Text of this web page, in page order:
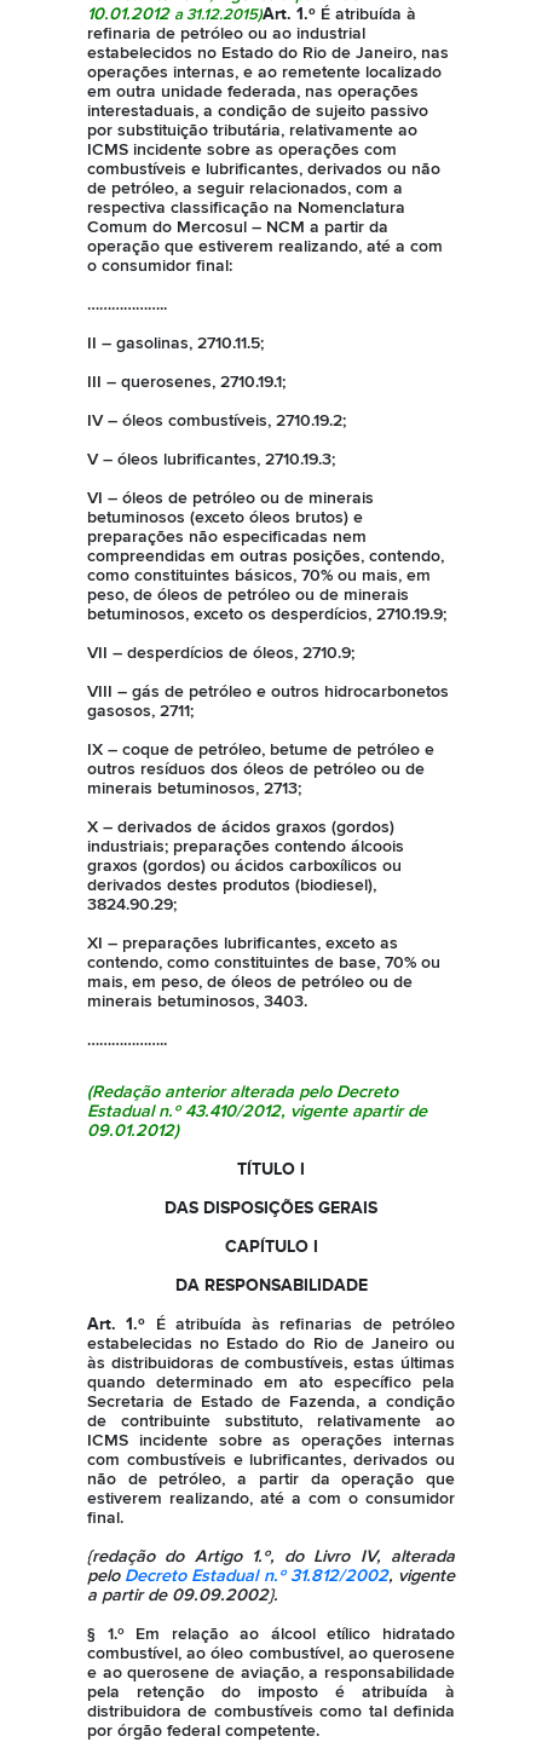
10.01.2012 a 31.12.2015)Art. 1.º É atribuída à
refinaria de petróleo ou ao industrial
estabelecidos no Estado do Rio de Janeiro, nas
operações internas, e ao remetente localizado
em outra unidade federada, nas operações
interestaduais, a condição de sujeito passivo
por substituição tributária, relativamente ao
ICMS incidente sobre as operações com
combustíveis e lubrificantes, derivados ou não
de petróleo, a seguir relacionados, com a
respectiva classificação na Nomenclatura
Comum do Mercosul – NCM a partir da
operação que estiverem realizando, até a com
o consumidor final:
………………..
II – gasolinas, 2710.11.5;
III – querosenes, 2710.19.1;
IV – óleos combustíveis, 2710.19.2;
V – óleos lubrificantes, 2710.19.3;
VI – óleos de petróleo ou de minerais
betuminosos (exceto óleos brutos) e
preparações não especificadas nem
compreendidas em outras posições, contendo,
como constituintes básicos, 70% ou mais, em
peso, de óleos de petróleo ou de minerais
betuminosos, exceto os desperdícios, 2710.19.9;
VII – desperdícios de óleos, 2710.9;
VIII – gás de petróleo e outros hidrocarbonetos
gasosos, 2711;
IX – coque de petróleo, betume de petróleo e
outros resíduos dos óleos de petróleo ou de
minerais betuminosos, 2713;
X – derivados de ácidos graxos (gordos)
industriais; preparações contendo álcoois
graxos (gordos) ou ácidos carboxílicos ou
derivados destes produtos (biodiesel),
3824.90.29;
XI – preparações lubrificantes, exceto as
contendo, como constituintes de base, 70% ou
mais, em peso, de óleos de petróleo ou de
minerais betuminosos, 3403.
………………..
(Redação anterior alterada pelo Decreto
Estadual n.º 43.410/2012, vigente apartir de
09.01.2012)
TÍTULO I
DAS DISPOSIÇÕES GERAIS
CAPÍTULO I
DA RESPONSABILIDADE
Art. 1.º É atribuída às refinarias de petróleo
estabelecidas no Estado do Rio de Janeiro ou
às distribuidoras de combustíveis, estas últimas
quando determinado em ato específico pela
Secretaria de Estado de Fazenda, a condição
de contribuinte substituto, relativamente ao
ICMS incidente sobre as operações internas
com combustíveis e lubrificantes, derivados ou
não de petróleo, a partir da operação que
estiverem realizando, até a com o consumidor
final.
{redação do Artigo 1.º, do Livro IV, alterada
pelo Decreto Estadual n.º 31.812/2002, vigente
a partir de 09.09.2002}.
§ 1.º Em relação ao álcool etílico hidratado
combustível, ao óleo combustível, ao querosene
e ao querosene de aviação, a responsabilidade
pela retenção do imposto é atribuída à
distribuidora de combustíveis como tal definida
por órgão federal competente.